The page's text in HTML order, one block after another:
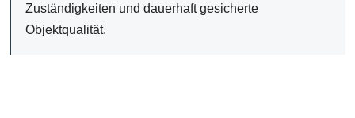
Zuständigkeiten und dauerhaft gesicherte
Objektqualität.